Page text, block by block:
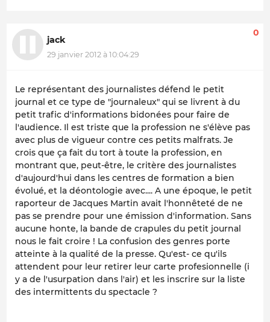
jack
29 janvier 2012 à 10:04:29
0
Le représentant des journalistes défend le petit
journal et ce type de "journaleux" qui se livrent à du
petit trafic d'informations bidonées pour faire de
l'audience. Il est triste que la profession ne s'élève pas
avec plus de vigueur contre ces petits malfrats. Je
crois que ça fait du tort à toute la profession, en
montrant que, peut-être, le critère des journalistes
d'aujourd'hui dans les centres de formation a bien
évolué, et la déontologie avec.... A une époque, le petit
raporteur de Jacques Martin avait l'honnêteté de ne
pas se prendre pour une émission d'information. Sans
aucune honte, la bande de crapules du petit journal
nous le fait croire ! La confusion des genres porte
atteinte à la qualité de la presse. Qu'est- ce qu'ils
attendent pour leur retirer leur carte profesionnelle (i
y a de l'usurpation dans l'air) et les inscrire sur la liste
des intermittents du spectacle ?